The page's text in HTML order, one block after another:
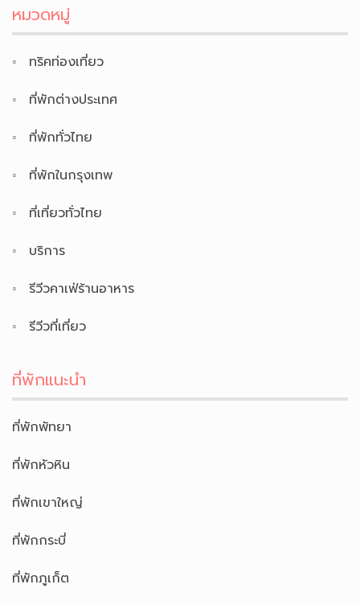
หมวดหมู่
ทริคท่องเที่ยว
ที่พักต่างประเทศ
ที่พักทั่วไทย
ที่พักในกรุงเทพ
ที่เที่ยวทั่วไทย
บริการ
รีวีวคาเฟ่ร้านอาหาร
รีวีวที่เที่ยว
ที่พักแนะนำ
ที่พักพัทยา
ที่พักหัวหิน
ที่พักเขาใหญ่
ที่พักกระบี่
ที่พักภูเก็ต